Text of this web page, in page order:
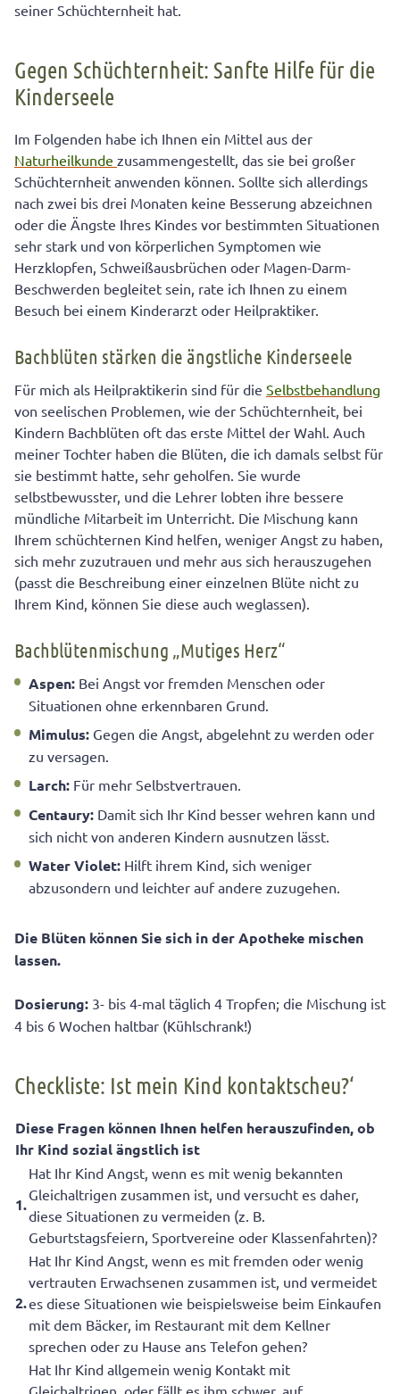
seiner Schüchternheit hat.
Gegen Schüchternheit: Sanfte Hilfe für die
Kinderseele
Im Folgenden habe ich Ihnen ein Mittel aus der
Naturheilkunde zusammengestellt, das sie bei großer
Schüchternheit anwenden können. Sollte sich allerdings
nach zwei bis drei Monaten keine Besserung abzeichnen
oder die Ängste Ihres Kindes vor bestimmten Situationen
sehr stark und von körperlichen Symptomen wie
Herzklopfen, Schweißausbrüchen oder Magen-Darm-
Beschwerden begleitet sein, rate ich Ihnen zu einem
Besuch bei einem Kinderarzt oder Heilpraktiker.
Bachblüten stärken die ängstliche Kinderseele
Für mich als Heilpraktikerin sind für die Selbstbehandlung
von seelischen Problemen, wie der Schüchternheit, bei
Kindern Bachblüten oft das erste Mittel der Wahl. Auch
meiner Tochter haben die Blüten, die ich damals selbst für
sie bestimmt hatte, sehr geholfen. Sie wurde
selbstbewusster, und die Lehrer lobten ihre bessere
mündliche Mitarbeit im Unterricht. Die Mischung kann
Ihrem schüchternen Kind helfen, weniger Angst zu haben,
sich mehr zuzutrauen und mehr aus sich herauszugehen
(passt die Beschreibung einer einzelnen Blüte nicht zu
Ihrem Kind, können Sie diese auch weglassen).
Bachblütenmischung „Mutiges Herz“
Aspen: Bei Angst vor fremden Menschen oder
Situationen ohne erkennbaren Grund.
Mimulus: Gegen die Angst, abgelehnt zu werden oder
zu versagen.
Larch: Für mehr Selbstvertrauen.
Centaury: Damit sich Ihr Kind besser wehren kann und
sich nicht von anderen Kindern ausnutzen lässt.
Water Violet: Hilft ihrem Kind, sich weniger
abzusondern und leichter auf andere zuzugehen.
Die Blüten können Sie sich in der Apotheke mischen
lassen.
Dosierung: 3- bis 4-mal täglich 4 Tropfen; die Mischung ist
4 bis 6 Wochen haltbar (Kühlschrank!)
Checkliste: Ist mein Kind kontaktscheu?‘
Diese Fragen können Ihnen helfen herauszufinden, ob
Ihr Kind sozial ängstlich ist
1.
Hat Ihr Kind Angst, wenn es mit wenig bekannten
Gleichaltrigen zusammen ist, und versucht es daher,
diese Situationen zu vermeiden (z. B.
Geburtstagsfeiern, Sportvereine oder Klassenfahrten)?
2.
Hat Ihr Kind Angst, wenn es mit fremden oder wenig
vertrauten Erwachsenen zusammen ist, und vermeidet
es diese Situationen wie beispielsweise beim Einkaufen
mit dem Bäcker, im Restaurant mit dem Kellner
sprechen oder zu Hause ans Telefon gehen?
Hat Ihr Kind allgemein wenig Kontakt mit